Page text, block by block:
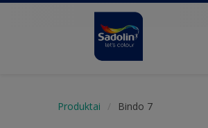
Produktai Bindo 7